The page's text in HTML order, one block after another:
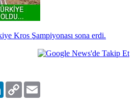
Kros Şampiyonası sona erdi.
LinkedIn
Copy
Link